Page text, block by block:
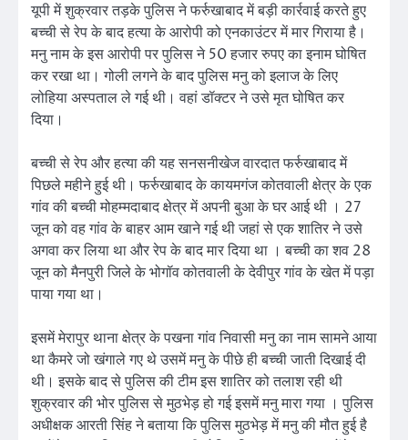
यूपी में शुक्रवार तड़के पुलिस ने फर्रुखाबाद में बड़ी कार्रवाई करते हुए
बच्ची से रेप के बाद हत्या के आरोपी को एनकाउंटर में मार गिराया है।
मनु नाम के इस आरोपी पर पुलिस ने 50 हजार रुपए का इनाम घोषित
कर रखा था। गोली लगने के बाद पुलिस मनु को इलाज के लिए
लोहिया अस्पताल ले गई थी। वहां डॉक्टर ने उसे मृत घोषित कर
दिया।
बच्ची से रेप और हत्या की यह सनसनीखेज वारदात फर्रुखाबाद में
पिछले महीने हुई थी। फर्रुखाबाद के कायमगंज कोतवाली क्षेत्र के एक
गांव की बच्ची मोहम्मदाबाद क्षेत्र में अपनी बुआ के घर आई थी । 27
जून को वह गांव के बाहर आम खाने गई थी जहां से एक शातिर ने उसे
अगवा कर लिया था और रेप के बाद मार दिया था । बच्ची का शव 28
जून को मैनपुरी जिले के भोगॉव कोतवाली के देवीपुर गांव के खेत में पड़ा
पाया गया था।
इसमें मेरापुर थाना क्षेत्र के पखना गांव निवासी मनु का नाम सामने आया
था कैमरे जो खंगाले गए थे उसमें मनु के पीछे ही बच्ची जाती दिखाई दी
थी। इसके बाद से पुलिस की टीम इस शातिर को तलाश रही थी
शुक्रवार की भोर पुलिस से मुठभेड़ हो गई इसमें मनु मारा गया । पुलिस
अधीक्षक आरती सिंह ने बताया कि पुलिस मुठभेड़ में मनु की मौत हुई है